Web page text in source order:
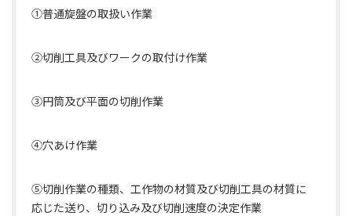
①普通旋盤の取扱い作業
②切削工具及びワークの取付け作業
③円筒及び平面の切削作業
④穴あけ作業
⑤切削作業の種類、工作物の材質及び切削工具の材質に
応じた送り、切り込み及び切削速度の決定作業